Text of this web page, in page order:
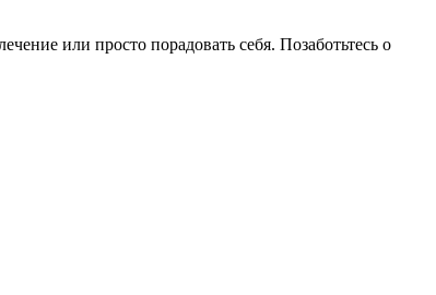
или просто порадовать себя. Позаботьтесь о